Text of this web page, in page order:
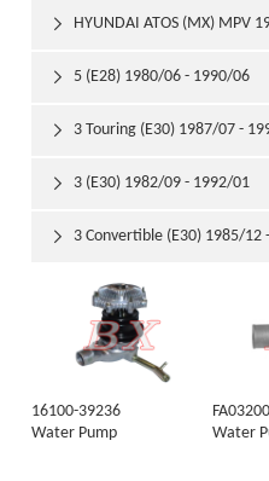
HYUNDAI ATOS (MX) MPV

5 (E28) 1980/06 - 1990/06

3 Touring (E30) 1987/07 -

3 (E30) 1982/09 - 1992/01

3 Convertible (E30) 1985/12

16100-39236
Water Pump
Water